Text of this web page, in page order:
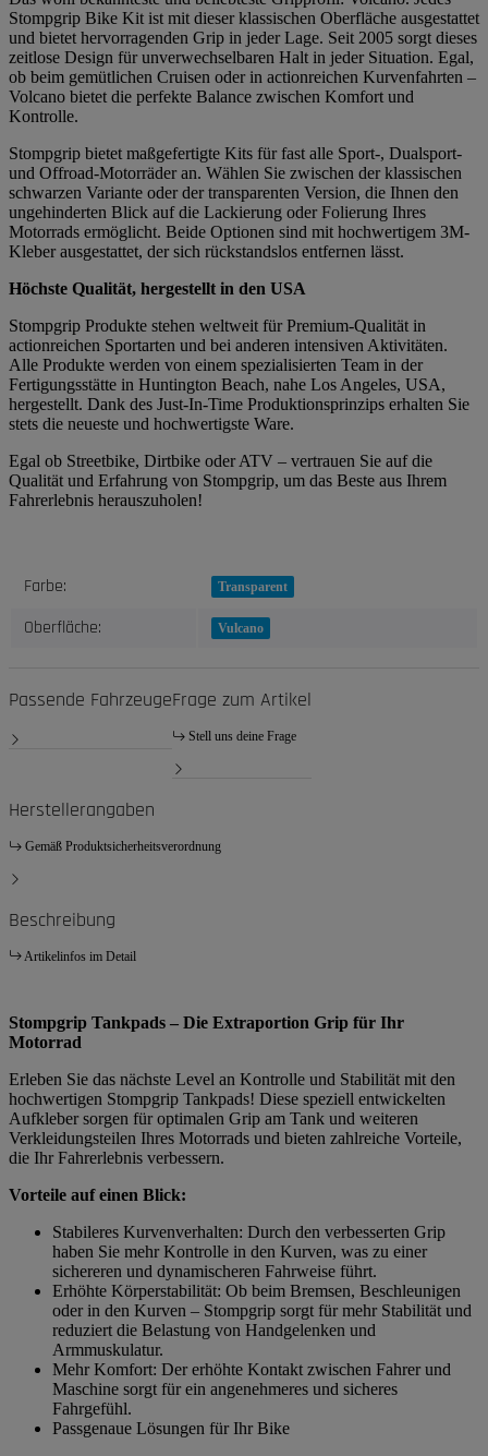
Stompgrip Bike Kit ist mit dieser klassischen Oberfläche ausgestattet
und bietet hervorragenden Grip in jeder Lage. Seit 2005 sorgt dieses
zeitlose Design für unverwechselbaren Halt in jeder Situation. Egal,
ob beim gemütlichen Cruisen oder in actionreichen Kurvenfahrten –
Volcano bietet die perfekte Balance zwischen Komfort und
Kontrolle.
Stompgrip bietet maßgefertigte Kits für fast alle Sport-, Dualsport-
und Offroad-Motorräder an. Wählen Sie zwischen der klassischen
schwarzen Variante oder der transparenten Version, die Ihnen den
ungehinderten Blick auf die Lackierung oder Folierung Ihres
Motorrads ermöglicht. Beide Optionen sind mit hochwertigem 3M-
Kleber ausgestattet, der sich rückstandslos entfernen lässt.
Höchste Qualität, hergestellt in den USA
Stompgrip Produkte stehen weltweit für Premium-Qualität in
actionreichen Sportarten und bei anderen intensiven Aktivitäten.
Alle Produkte werden von einem spezialisierten Team in der
Fertigungsstätte in Huntington Beach, nahe Los Angeles, USA,
hergestellt. Dank des Just-In-Time Produktionsprinzips erhalten Sie
stets die neueste und hochwertigste Ware.
Egal ob Streetbike, Dirtbike oder ATV – vertrauen Sie auf die
Qualität und Erfahrung von Stompgrip, um das Beste aus Ihrem
Fahrerlebnis herauszuholen!
Produkteigenschaft
Wert
Farbe: Transparent
Oberfläche: Vulcano
Passende FahrzeugeFrage zum Artikel
Stell uns deine Frage
Herstellerangaben
Gemäß Produktsicherheitsverordnung
Beschreibung
Artikelinfos im Detail
Stompgrip Tankpads – Die Extraportion Grip für Ihr
Motorrad
Erleben Sie das nächste Level an Kontrolle und Stabilität mit den
hochwertigen Stompgrip Tankpads! Diese speziell entwickelten
Aufkleber sorgen für optimalen Grip am Tank und weiteren
Verkleidungsteilen Ihres Motorrads und bieten zahlreiche Vorteile,
die Ihr Fahrerlebnis verbessern.
Vorteile auf einen Blick:
Stabileres Kurvenverhalten: Durch den verbesserten Grip
haben Sie mehr Kontrolle in den Kurven, was zu einer
sichereren und dynamischeren Fahrweise führt.
Erhöhte Körperstabilität: Ob beim Bremsen, Beschleunigen
oder in den Kurven – Stompgrip sorgt für mehr Stabilität und
reduziert die Belastung von Handgelenken und
Armmuskulatur.
Mehr Komfort: Der erhöhte Kontakt zwischen Fahrer und
Maschine sorgt für ein angenehmeres und sicheres
Fahrgefühl.
Passgenaue Lösungen für Ihr Bike